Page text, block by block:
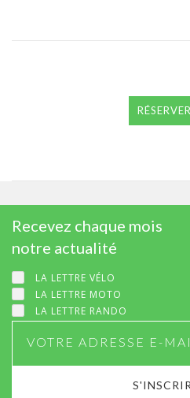
RÉSERVER
Recevez chaque mois
notre actualité
LA LETTRE VÉLO
LA LETTRE MOTO
LA LETTRE RANDO